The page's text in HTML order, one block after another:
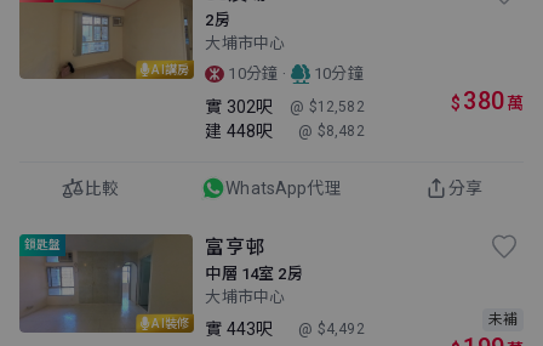
AI講房
2房
大埔市中心
10分鐘 · 10分鐘
實 302呎 @ $12,582
建 448呎 @ $8,482
$ 380萬
比較 WhatsApp代理 分享
AI裝修
鎖匙盤 富亨邨
中層 14室 2房
大埔市中心
實 443呎 @ $4,492
未補